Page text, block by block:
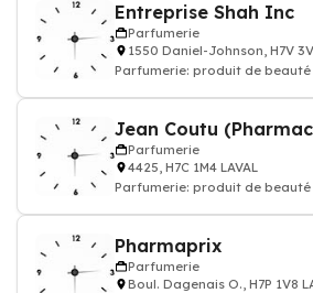
Entreprise Shah Inc
Parfumerie
1550 Daniel-Johnson, H7V
Parfumerie: produit de beauté femme, maquillage, eau
Jean Coutu
Parfumerie
4425, H7C 1M4 LAVAL
Parfumerie: produit de beauté femme, maquillage, eau
Pharmaprix
Parfumerie
Boul. Dagenais O., H7P 1V8